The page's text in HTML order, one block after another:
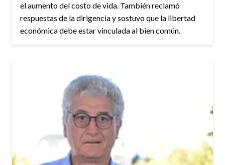
el aumento del costo de vida. También reclamó
respuestas de la dirigencia y sostuvo que la libertad
económica debe estar vinculada al bien común.